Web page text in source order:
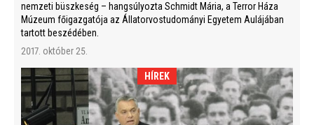
nemzeti büszkeség – hangsúlyozta Schmidt Mária, a Terror Háza
Múzeum főigazgatója az Állatorvostudományi Egyetem Aulájában
tartott beszédében.
2017. október 25.
HÍREK